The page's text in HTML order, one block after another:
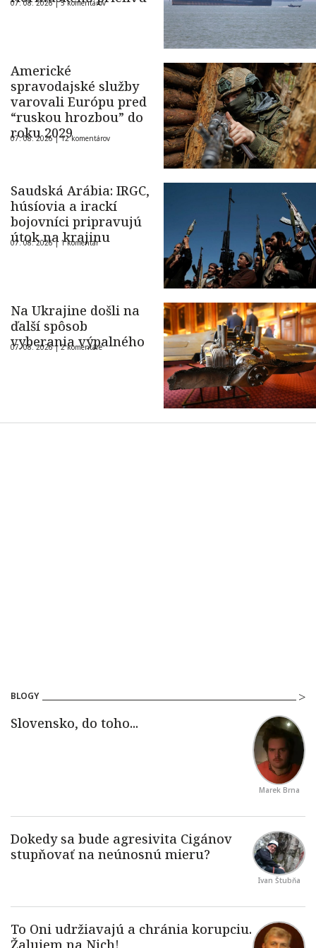
07. 08. 2026 |5 komentárov
Americké
spravodajské služby
varovali Európu pred
“ruskou hrozbou” do
roku 2029
07. 08. 2026 |12 komentárov
Saudská Arábia: IRGC,
húsíovia a irackí
bojovníci pripravujú
útok na krajinu
07. 08. 2026 | 1 komentár
Na Ukrajine došli na
ďalší spôsob
vyberania výpalného
07. 08. 2026 |2 komentáre
BLOGY
Marek Brna
Ivan Štubňa